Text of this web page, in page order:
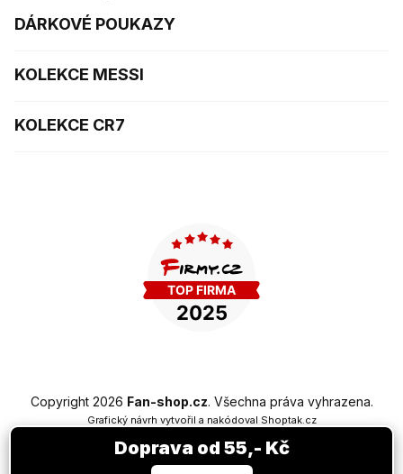
DÁRKOVÉ POUKAZY
KOLEKCE MESSI
KOLEKCE CR7
Vytvořil Shoptet Premium
Copyright 2026 Fan-shop.cz. Všechna práva vyhrazena.
Grafický návrh vytvořil a nakódoval Shoptak.cz
Doprava od 55,- Kč